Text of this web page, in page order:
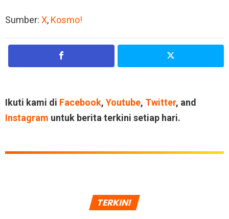
Sumber: X, Kosmo!
Ikuti kami di Facebook, Youtube, Twitter, and
Instagram untuk berita terkini setiap hari.
TERKINI